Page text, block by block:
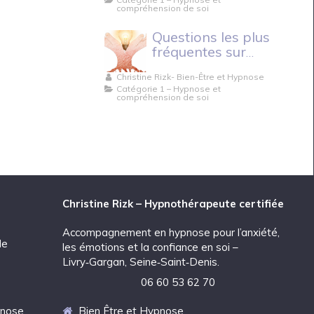
compréhension de soi
Questions les plus
fréquentes sur
Christine Rizk- Bien-Être et Hypnose
Catégorie 1 – Hypnose et
compréhension de soi
Christine Rizk – Hypnothérapeute certifiée
Accompagnement en hypnose pour l’anxiété,
les émotions et la confiance en soi –
Livry‑Gargan, Seine‑Saint‑Denis.
06 60 53 62 70
Bien Être et Hypnose